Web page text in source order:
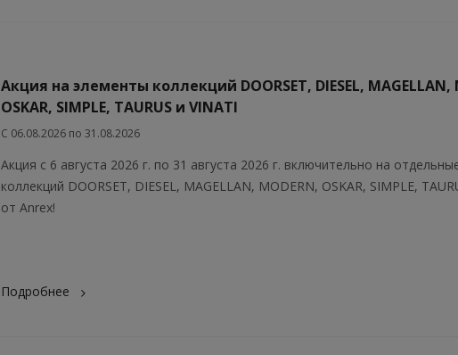
Акция на элементы коллекций DOORSET, DIESEL, MAGELLAN,
OSKAR, SIMPLE, TAURUS и VINATI
С 06.08.2026 по 31.08.2026
Акция с 6 августа 2026 г. по 31 августа 2026 г. включительно на
коллекций DOORSET, DIESEL, MAGELLAN, MODERN, OSKAR, SIMPLE,
от Anrex!
Подробнее